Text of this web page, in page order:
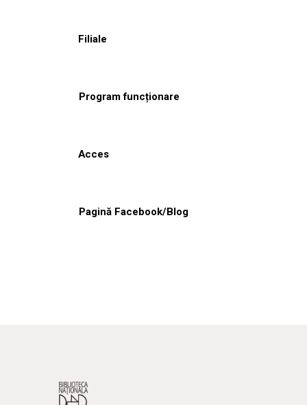
Filiale
Program funcționare
Acces
Pagină Facebook/Blog